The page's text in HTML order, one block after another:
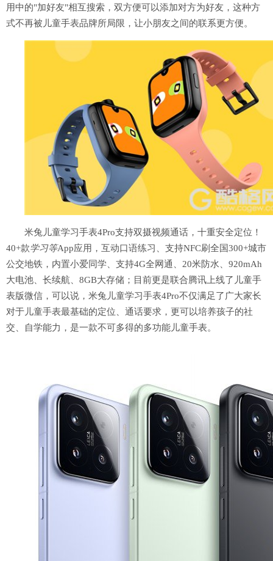
用中的"加好友"相互搜索，双方便可以添加对方为好友，这种方
式不再被儿童手表品牌所局限，让小朋友之间的联系更方便。
米兔儿童学习手表4Pro支持双摄视频通话，十重安全定位！
40+款学习等App应用，互动口语练习、 支持NFC刷全国300+城市
公交地铁，内置小爱同学、 支持4G全网通、20米防水、920mAh
大电池、长续航、8GB大存储；目前更是联合腾讯上线了儿童手
表版微信， 可以说，米兔儿童学习手表4Pro不仅满足了广大家长
对于儿童手表最基础的定位、通话要求，更可以培养孩子的社
交、自学能力，是一款不可多得的多功能儿童手表。